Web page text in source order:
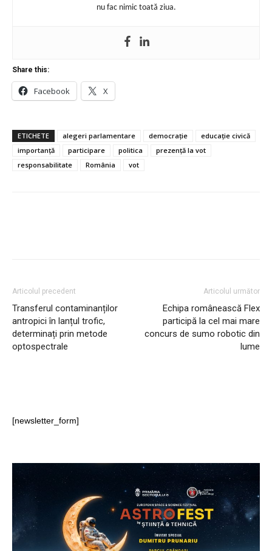
nu fac nimic toată ziua.
Share this:
Facebook X
ETICHETE alegeri parlamentare democrație
educație civică
importanță
participare politica
prezență la vot
responsabilitate
România vot
Articolul precedent
Transferul contaminanților
antropici în lanțul trofic,
determinați prin metode
optospectrale
Articolul următor
Echipa românească Flex
participă la cel mai mare
concurs de sumo robotic din
lume
[newsletter_form]